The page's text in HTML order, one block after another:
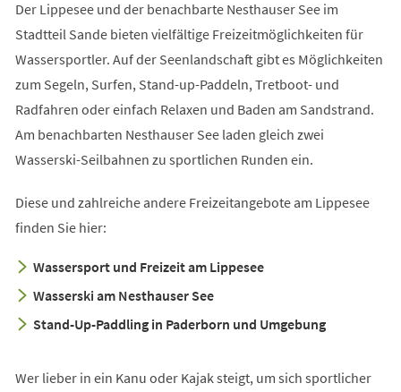
Der Lippesee und der benachbarte Nesthauser See im
Stadtteil Sande bieten vielfältige Freizeitmöglichkeiten für
Wassersportler. Auf der Seenlandschaft gibt es Möglichkeiten
zum Segeln, Surfen, Stand-up-Paddeln, Tretboot- und
Radfahren oder einfach Relaxen und Baden am Sandstrand.
Am benachbarten Nesthauser See laden gleich zwei
Wasserski-Seilbahnen zu sportlichen Runden ein.
Diese und zahlreiche andere Freizeitangebote am Lippesee
finden Sie hier:
Wassersport und Freizeit am Lippesee
Wasserski am Nesthauser See
Stand-Up-Paddling in Paderborn und Umgebung
Wer lieber in ein Kanu oder Kajak steigt, um sich sportlicher